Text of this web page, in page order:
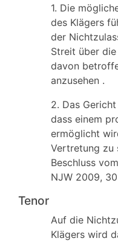
1. Die
des Klägers
der
Streit über
davon
anzusehen .
2. Das
dass einem
ermöglicht
Vertretung zu
Beschluss
NJW 2009,
Tenor
Auf die
Klägers wird